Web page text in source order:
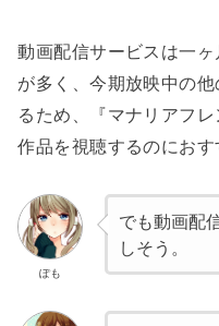
動画配信サービスは一
が多く、今期放映中の
るため、『マナリアフ
作品を視聴するのにおす
ぽも
でも動画配
しそう。